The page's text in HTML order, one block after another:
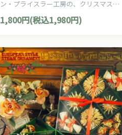
メント
ン・プライスラー工房の、クリスマスを
トです。
1,800円(税込1,980円)